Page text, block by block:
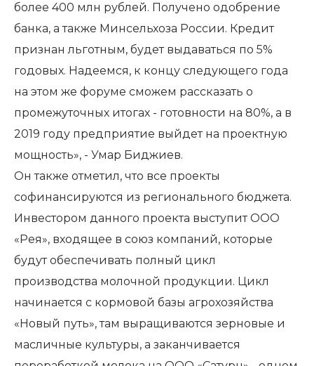
более 400 млн рублей. Получено одобрение
банка, а также Минсельхоза России. Кредит
признан льготным, будет выдаваться по 5%
годовых. Надеемся, к концу следующего года
на этом же форуме сможем рассказать о
промежуточных итогах - готовности на 80%, а в
2019 году предприятие выйдет на проектную
мощность», - Умар Биджиев.
Он также отметил, что все проекты
софинансируются из регионального бюджета.
Инвестором данного проекта выступит ООО
«Рея», входящее в союз компаний, которые
будут обеспечивать полный цикл
производства молочной продукции. Цикл
начинается с кормовой базы агрохозяйства
«Новый путь», там выращиваются зерновые и
масличные культуры, а заканчивается